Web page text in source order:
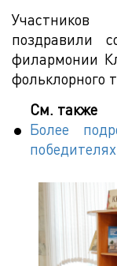
поздравили
филармонии
фольклорного
См. также
Более
победителях